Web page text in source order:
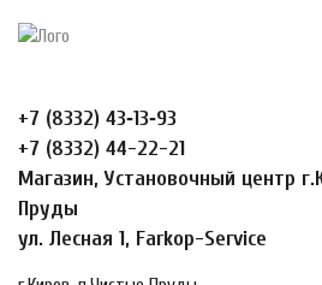
+7 (8332) 43‑13‑93
+7 (8332) 44-22-21
Магазин, Установочный центр
Пруды
ул. Лесная 1, Farkop-Service